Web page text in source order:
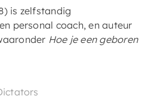
is zelfstandig
personal coach, en auteur
Hoe je een geboren